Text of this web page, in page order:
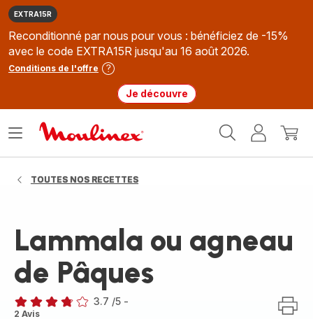
EXTRA15R
Reconditionné par nous pour vous : bénéficiez de -15%
avec le code EXTRA15R jusqu'au 16 août 2026.
Conditions de l'offre
Je découvre
MonMon
Ouvrir
TOUTES NOS RECETTES
Lammala ou agneau
de Pâques
ratings.3.7
3.7 /5 -
2 Avis